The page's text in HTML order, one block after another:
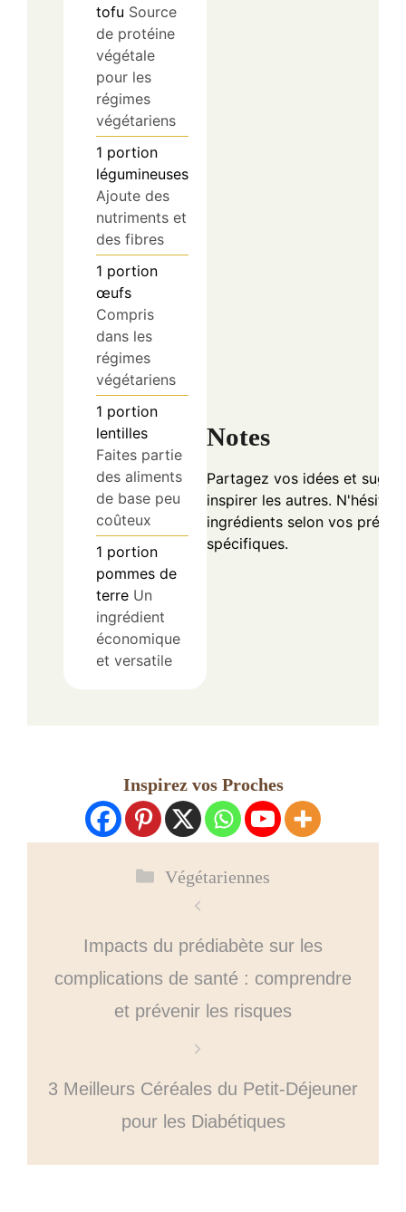
tofu Source
de protéine
végétale
pour les
régimes
végétariens
1 portion
légumineuses
Ajoute des
nutriments et
des fibres
1 portion
œufs
Compris
dans les
régimes
végétariens
1 portion
lentilles
Faites partie
des aliments
de base peu
coûteux
1 portion
pommes de
terre Un
ingrédient
économique
et versatile
Notes
Partagez vos idées et
inspirer les autres.
ingrédients selon vos
spécifiques.
Inspirez vos Proches
Catégories
Végétariennes
Impacts du prédiabète sur les
complications de santé : comprendre
et prévenir les risques
3 Meilleurs Céréales du Petit-Déjeuner
pour les Diabétiques